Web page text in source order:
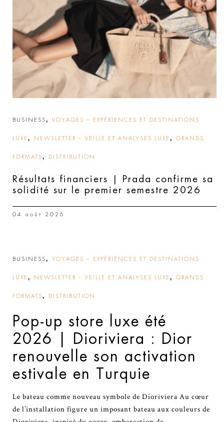
BUSINESS, VOYAGES – EXPÉRIENCES ET DESTINATIONS
LUXE , NEWSLETTER – VEILLE ET ANALYSES LUXE , GRANDS
FORMATS, DISTRIBUTION
Résultats financiers | Prada confirme sa
solidité sur le premier semestre 2026
04 août 2026
BUSINESS, VOYAGES – EXPÉRIENCES ET DESTINATIONS
LUXE , NEWSLETTER – VEILLE ET ANALYSES LUXE , GRANDS
FORMATS, DISTRIBUTION
Pop-up store luxe été
2026 | Dioriviera : Dior
renouvelle son activation
estivale en Turquie
Le bateau comme nouveau symbole de Dioriviera Au cœur
de l’installation figure un imposant bateau aux couleurs de